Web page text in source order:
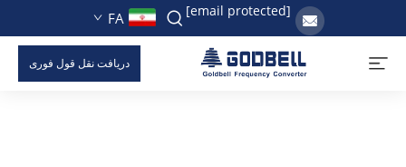
[email protected]
FA
دریافت نقل قول فوری